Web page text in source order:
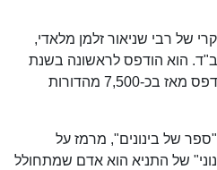
של רבי שניאור זלמן מלאדי,
הוא הודפס לראשונה בשנת
ה'תקנ"ז (1797) בסלאוויטא. ונדפס מאז בכ-7,500 מהדורות
של בינונים", מרמז על
של התניא הוא אדם שמתחולל